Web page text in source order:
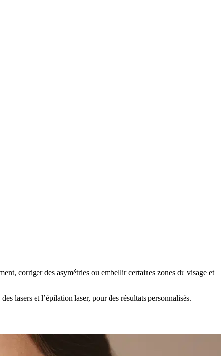
corriger des asymétries ou embellir certaines zones du visage et
lasers et l’épilation laser, pour des résultats personnalisés.